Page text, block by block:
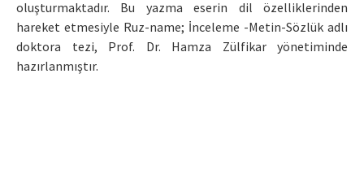
ISSN: 0564-5050 · e-ISSN: 2651-5113
oluşturmaktadır. Bu yazma eserin dil özelliklerinden
hareket etmesiyle Ruz-name; İnceleme -Metin-Sözlük adlı
doktora tezi, Prof. Dr. Hamza Zülfikar yönetiminde
hazırlanmıştır.